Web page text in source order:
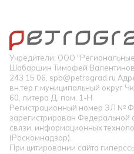
Учредители: ООО
Шабаршин Тимофей
243 15 06, spb@petrograd.ru
вн.тер.г.муниципальный округ
60, литера Д, пом. 1-Н
Регистрационный номер ЭЛ №
зарегистрирован
связи, информационных
(Роскомнадзор).
При цитировании сайта